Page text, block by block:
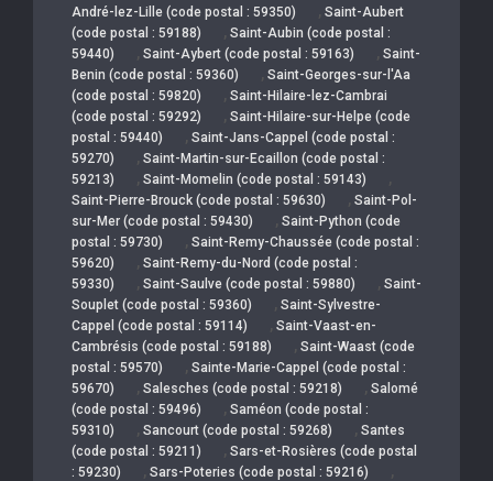
André-lez-Lille (code postal : 59350)
, Saint-Aubert
(code postal : 59188)
, Saint-Aubin (code postal :
59440)
, Saint-Aybert (code postal : 59163) , Saint-
Benin (code postal : 59360)
, Saint-Georges-sur-l'Aa
(code postal : 59820)
, Saint-Hilaire-lez-Cambrai
(code postal : 59292)
, Saint-Hilaire-sur-Helpe (code
postal : 59440)
, Saint-Jans-Cappel (code postal :
59270)
, Saint-Martin-sur-Ecaillon (code postal :
59213)
, Saint-Momelin (code postal : 59143) ,
Saint-Pierre-Brouck (code postal : 59630) , Saint-Pol-
sur-Mer (code postal : 59430)
, Saint-Python (code
postal : 59730)
, Saint-Remy-Chaussée (code postal :
59620)
, Saint-Remy-du-Nord (code postal :
59330)
, Saint-Saulve (code postal : 59880) , Saint-
Souplet (code postal : 59360)
, Saint-Sylvestre-
Cappel (code postal : 59114)
, Saint-Vaast-en-
Cambrésis (code postal : 59188)
, Saint-Waast (code
postal : 59570)
, Sainte-Marie-Cappel (code postal :
59670)
, Salesches (code postal : 59218) , Salomé
(code postal : 59496)
, Saméon (code postal :
59310)
, Sancourt (code postal : 59268) , Santes
(code postal : 59211)
, Sars-et-Rosières (code postal
: 59230)
, Sars-Poteries (code postal : 59216) ,